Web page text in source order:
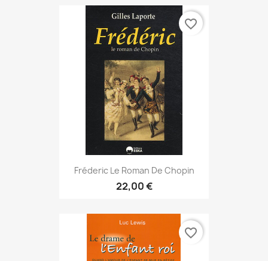
Fréderic Le Roman De Chopin
22,00 €
favorite_border
favorite_border